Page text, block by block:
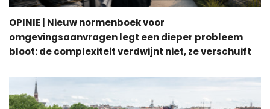
OPINIE | Nieuw normenboek voor
omgevingsaanvragen legt een dieper probleem
bloot: de complexiteit verdwijnt niet, ze verschuift